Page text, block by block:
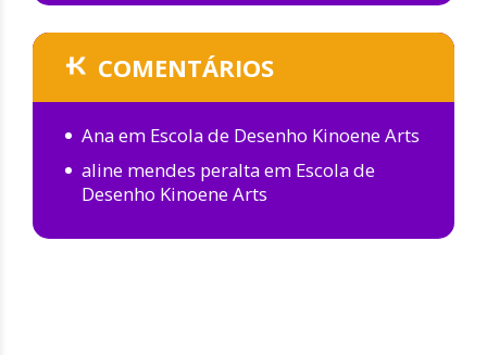
COMENTÁRIOS
Anaem Escola de Desenho Kinoene Arts
aline mendes peraltaem Escola de
Desenho Kinoene Arts